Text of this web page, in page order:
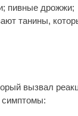
пивные дрожжи;
танины,
вызвал
симптомы: